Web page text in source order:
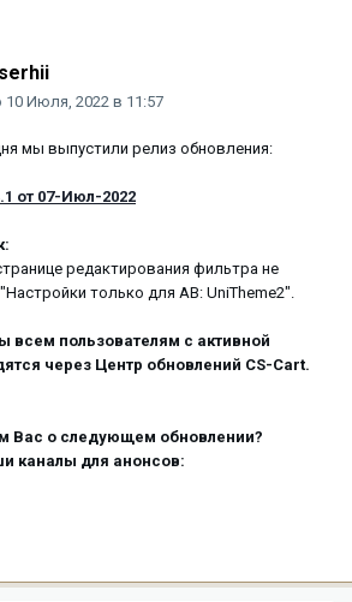
10 Июля, 2022 в 11:57
мы выпустили релиз обновления:
от 07-Июл-2022
редактирования фильтра не
только для AB: UniTheme2".
всем пользователям с активной
через Центр обновлений CS-Cart.
Вас о следующем обновлении?
каналы для анонсов: